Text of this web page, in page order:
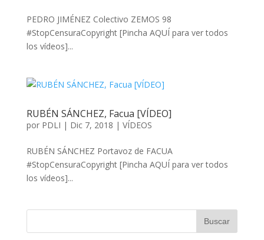
PEDRO JIMÉNEZ Colectivo ZEMOS 98
#StopCensuraCopyright [Pincha AQUÍ para ver todos
los vídeos]...
RUBÉN SÁNCHEZ, Facua [VÍDEO]
por PDLI | Dic 7, 2018 | VÍDEOS
RUBÉN SÁNCHEZ Portavoz de FACUA
#StopCensuraCopyright [Pincha AQUÍ para ver todos
los vídeos]...